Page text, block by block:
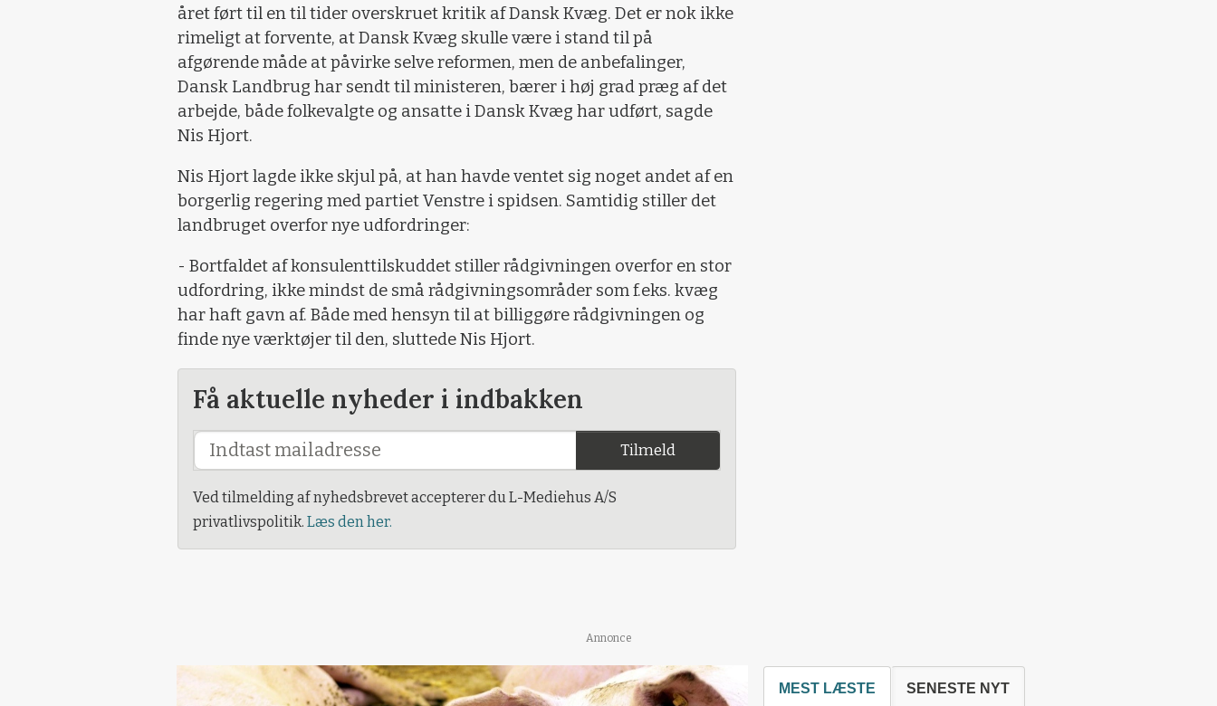
året ført til en til tider overskruet kritik af Dansk Kvæg. Det er nok ikke
rimeligt at forvente, at Dansk Kvæg skulle være i stand til på
afgørende måde at påvirke selve reformen, men de anbefalinger,
Dansk Landbrug har sendt til ministeren, bærer i høj grad præg af det
arbejde, både folkevalgte og ansatte i Dansk Kvæg har udført, sagde
Nis Hjort.
Nis Hjort lagde ikke skjul på, at han havde ventet sig noget andet af en
borgerlig regering med partiet Venstre i spidsen. Samtidig stiller det
landbruget overfor nye udfordringer:
- Bortfaldet af konsulenttilskuddet stiller rådgivningen overfor en stor
udfordring, ikke mindst de små rådgivningsområder som f.eks. kvæg
har haft gavn af. Både med hensyn til at billiggøre rådgivningen og
finde nye værktøjer til den, sluttede Nis Hjort.
Få aktuelle nyheder i indbakken
Tilmeld
Ved tilmelding af nyhedsbrevet accepterer du L-Mediehus A/S
privatlivspolitik. Læs den her.
Annonce
MEST LÆSTE SENESTE NYT